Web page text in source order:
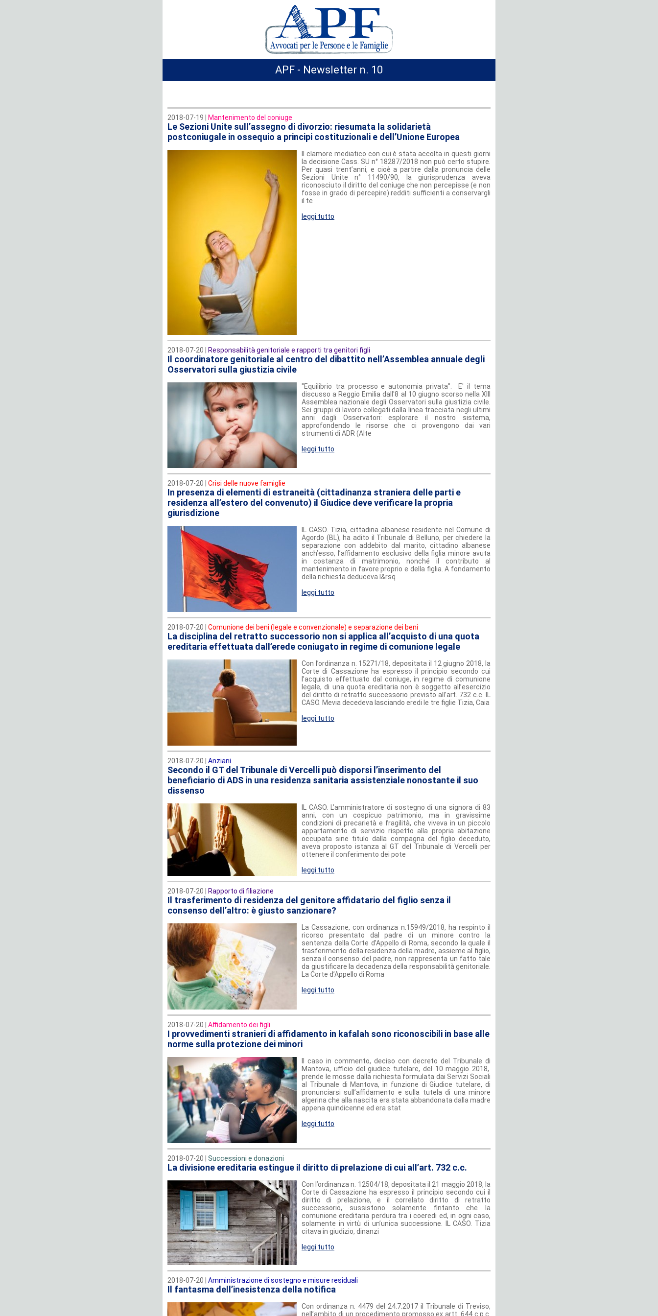
APF - Newsletter n. 10
2018-07-19 | Mantenimento del coniuge
Le Sezioni Unite sull’assegno di divorzio: riesumata la solidarietà
postconiugale in ossequio a principi costituzionali e dell’Unione Europea
Il clamore mediatico con cui è stata accolta in questi giorni
la decisione Cass. SU n° 18287/2018 non può certo stupire.
Per quasi trent’anni, e cioè a partire dalla pronuncia delle
Sezioni Unite n° 11490/90, la giurisprudenza aveva
riconosciuto il diritto del coniuge che non percepisse (e non
fosse in grado di percepire) redditi sufficienti a conservargli
il te
leggi tutto
2018-07-20 | Responsabilità genitoriale e rapporti tra genitori figli
Il coordinatore genitoriale al centro del dibattito nell’Assemblea annuale degli
Osservatori sulla giustizia civile
"Equilibrio tra processo e autonomia privata". E' il tema
discusso a Reggio Emilia dall'8 al 10 giugno scorso nella XIII
Assemblea nazionale degli Osservatori sulla giustizia civile.
Sei gruppi di lavoro collegati dalla linea tracciata negli ultimi
anni dagli Osservatori: esplorare il nostro sistema,
approfondendo le risorse che ci provengono dai vari
strumenti di ADR (Alte
leggi tutto
2018-07-20 | Crisi delle nuove famiglie
In presenza di elementi di estraneità (cittadinanza straniera delle parti e
residenza all’estero del convenuto) il Giudice deve verificare la propria
giurisdizione
IL CASO. Tizia, cittadina albanese residente nel Comune di
Agordo (BL), ha adito il Tribunale di Belluno, per chiedere la
separazione con addebito dal marito, cittadino albanese
anch’esso, l’affidamento esclusivo della figlia minore avuta
in costanza di matrimonio, nonché il contributo al
mantenimento in favore proprio e della figlia. A fondamento
della richiesta deduceva l&rsq
leggi tutto
2018-07-20 | Comunione dei beni (legale e convenzionale) e separazione dei beni
La disciplina del retratto successorio non si applica all’acquisto di una quota
ereditaria effettuata dall’erede coniugato in regime di comunione legale
Con l’ordinanza n. 15271/18, depositata il 12 giugno 2018, la
Corte di Cassazione ha espresso il principio secondo cui
l’acquisto effettuato dal coniuge, in regime di comunione
legale, di una quota ereditaria non è soggetto all’esercizio
del diritto di retratto successorio previsto all’art. 732 c.c. IL
CASO. Mevia decedeva lasciando eredi le tre figlie Tizia, Caia
leggi tutto
2018-07-20 | Anziani
Secondo il GT del Tribunale di Vercelli può disporsi l’inserimento del
beneficiario di ADS in una residenza sanitaria assistenziale nonostante il suo
dissenso
IL CASO. L’amministratore di sostegno di una signora di 83
anni, con un cospicuo patrimonio, ma in gravissime
condizioni di precarietà e fragilità, che viveva in un piccolo
appartamento di servizio rispetto alla propria abitazione
occupata sine titulo dalla compagna del figlio deceduto,
aveva proposto istanza al GT del Tribunale di Vercelli per
ottenere il conferimento dei pote
leggi tutto
2018-07-20 | Rapporto di filiazione
Il trasferimento di residenza del genitore affidatario del figlio senza il
consenso dell’altro: è giusto sanzionare?
La Cassazione, con ordinanza n.15949/2018, ha respinto il
ricorso presentato dal padre di un minore contro la
sentenza della Corte d’Appello di Roma, secondo la quale il
trasferimento della residenza della madre, assieme al figlio,
senza il consenso del padre, non rappresenta un fatto tale
da giustificare la decadenza della responsabilità genitoriale.
La Corte d’Appello di Roma
leggi tutto
2018-07-20 | Affidamento dei figli
I provvedimenti stranieri di affidamento in kafalah sono riconoscibili in base alle
norme sulla protezione dei minori
Il caso in commento, deciso con decreto del Tribunale di
Mantova, ufficio del giudice tutelare, del 10 maggio 2018,
prende le mosse dalla richiesta formulata dai Servizi Sociali
al Tribunale di Mantova, in funzione di Giudice tutelare, di
pronunciarsi sull’affidamento e sulla tutela di una minore
algerina che alla nascita era stata abbandonata dalla madre
appena quindicenne ed era stat
leggi tutto
2018-07-20 | Successioni e donazioni
La divisione ereditaria estingue il diritto di prelazione di cui all’art. 732 c.c.
Con l’ordinanza n. 12504/18, depositata il 21 maggio 2018, la
Corte di Cassazione ha espresso il principio secondo cui il
diritto di prelazione, e il correlato diritto di retratto
successorio, sussistono solamente fintanto che la
comunione ereditaria perdura tra i coeredi ed, in ogni caso,
solamente in virtù di un’unica successione. IL CASO. Tizia
citava in giudizio, dinanzi
leggi tutto
2018-07-20 | Amministrazione di sostegno e misure residuali
Il fantasma dell’inesistenza della notifica
Con ordinanza n. 4479 del 24.7.2017 il Tribunale di Treviso,
nell’ambito di un procedimento promosso ex artt. 644 c.p.c.